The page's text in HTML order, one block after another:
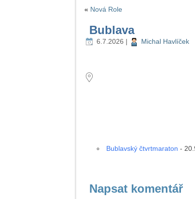
« Nová Role
Bublava
6.7.2026 | Michal Havlíček
Bublavský čtvrtmaraton -
Napsat komentář